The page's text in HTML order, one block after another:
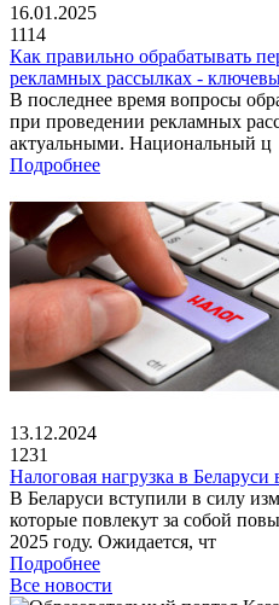
16.01.2025
1114
Как правильно обрабатывать
рекламных рассылках -
В последнее время вопросы
при проведении рекламных
актуальными. Национальный ц
Подробнее
13.12.2024
1231
Налоговая нагрузка в Беларуси
В Беларуси вступили в силу
которые повлекут за собой
2025 году. Ожидается, чт
Подробнее
Все новости